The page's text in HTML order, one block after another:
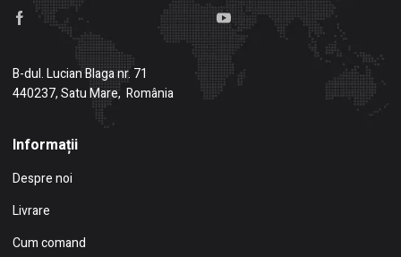
B-dul. Lucian Blaga nr. 71
440237, Satu Mare, România
Informații
Despre noi
Livrare
Cum comand